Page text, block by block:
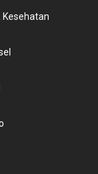
Kesehatan